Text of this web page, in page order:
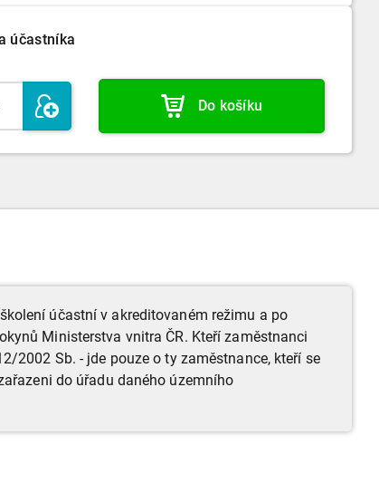
účastníka
Do košíku
účastní v akreditovaném režimu a po
Ministerstva vnitra ČR. Kteří zaměstnanci
2002 Sb. - jde pouze o ty zaměstnance, kteří se
do úřadu daného územního